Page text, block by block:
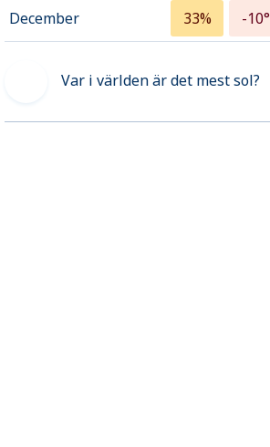
December 33% -10°
Var i världen är det mest sol?